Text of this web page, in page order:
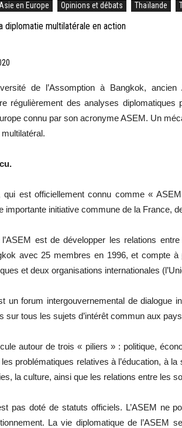
en Europe Opinions et débats Thaïlande
diplomatie multilatérale en action
de l’Assomption à Bangkok,
régulièrement des analyses
connu par son acronyme ASEM. Un
qui est officiellement connu comme «
importante initiative commune de la France,
l’ASEM est de développer les relations
avec 25 membres en 1996, et compte
et deux organisations internationales
un forum intergouvernemental de dialogue
sur tous les sujets d’intérêt commun aux
autour de trois « piliers » : politique,
problématiques relatives à l’éducation, à la
la culture, ainsi que les relations entre les
pas doté de statuts officiels. L’ASEM ne
La vie diplomatique de l’ASEM